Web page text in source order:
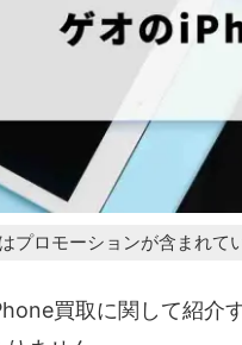
プロモーションが含まれて
買取に関して紹介